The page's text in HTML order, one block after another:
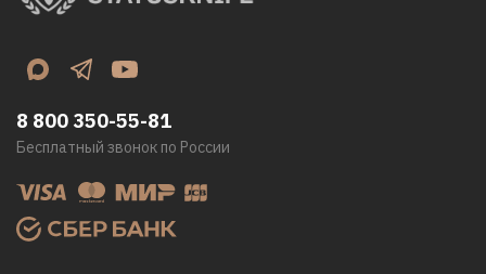
8 800 350-55-81
Бесплатный звонок по России